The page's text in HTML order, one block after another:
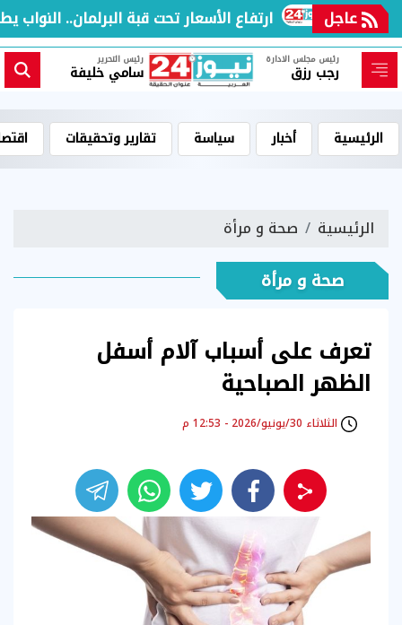
عاجل ارتفاع الأسعار تحت قبة البرلمان.. النواب
رئيس مجلس الادارة
رجب رزق
رئيس التحرير
سامي خليفة
الرئيسية أخبار سياسة تقارير وتحقيقات
الرئيسية صحة و مرأة
صحة و مرأة
تعرف على أسباب آلام أسفل
الظهر الصباحية
الثلاثاء 30/يونيو/2026 - 12:53 م